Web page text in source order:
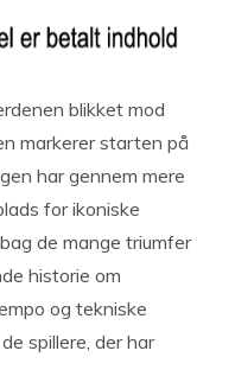
blikket mod
markerer starten på
har gennem mere
for ikoniske
de mange triumfer
historie om
og tekniske
spillere, der har